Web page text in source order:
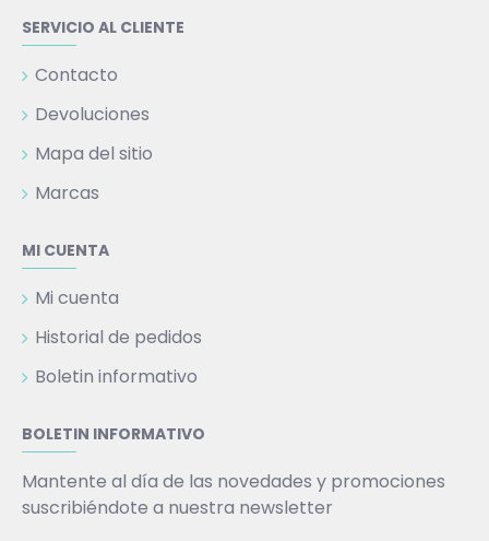
SERVICIO AL CLIENTE
Contacto
Devoluciones
Mapa del sitio
Marcas
MI CUENTA
Mi cuenta
Historial de pedidos
Boletin informativo
BOLETIN INFORMATIVO
Mantente al día de las novedades y promociones
suscribiéndote a nuestra newsletter